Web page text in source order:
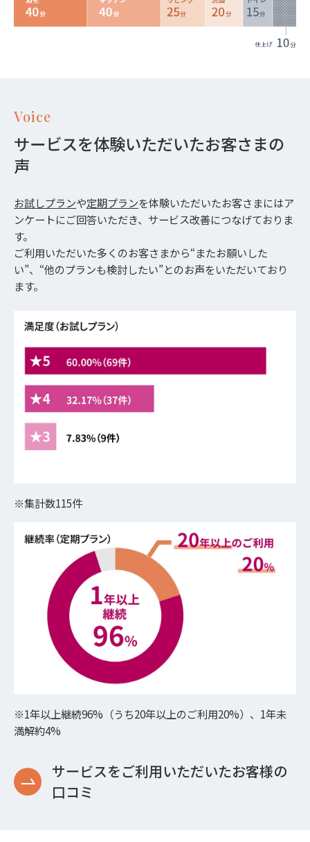
Voice
サービスを体験いただいたお客さまの
声
お試しプランや定期プランを体験いただいたお客さまにはア
ンケートにご回答いただき、サービス改善につなげておりま
す。
ご利用いただいた多くのお客さまから“またお願いした
い”、“他のプランも検討したい”とのお声をいただいており
ます。
※集計数115件
※1年以上継続96%（うち20年以上のご利用20%）、1年未
満解約4%
サービスをご利用いただいたお客様の
口コミ